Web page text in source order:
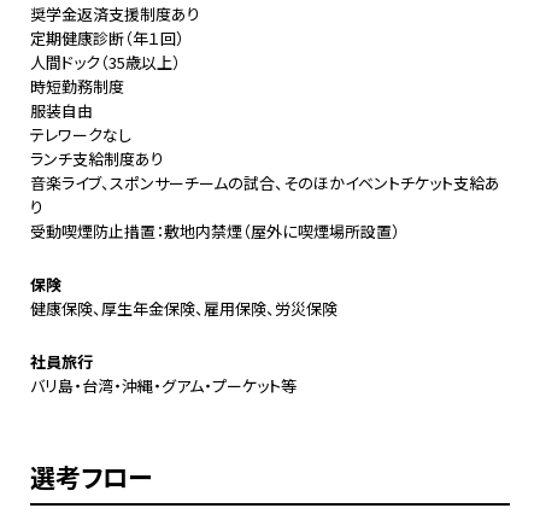
奨学金返済支援制度あり
定期健康診断（年１回）
人間ドック（35歳以上）
時短勤務制度
服装自由
テレワークなし
ランチ支給制度あり
音楽ライブ、スポンサーチームの試合、そのほかイベントチケット支給あ
り
受動喫煙防止措置：敷地内禁煙（屋外に喫煙場所設置）
保険
健康保険、厚生年金保険、雇用保険、労災保険
社員旅行
バリ島・台湾・沖縄・グアム・プーケット等
選考フロー